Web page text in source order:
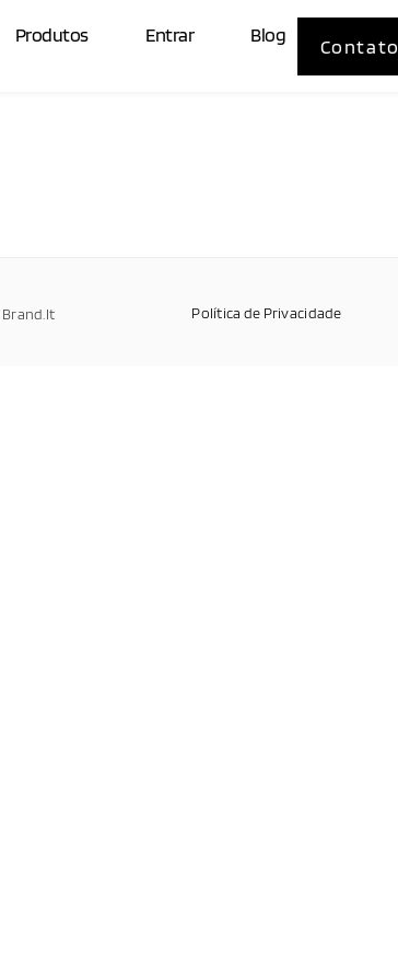
Produtos Entrar Blog
Contato
Brand.It Política de Privacidade